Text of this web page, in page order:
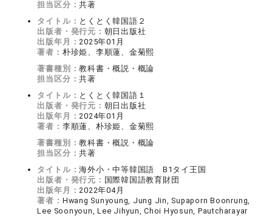
担当区分：共著
タイトル： とくとく韓国語２
出版者・発行元： 朝日出版社
出版年月：2025年01月
著者： 朴珍姫、李順蓮、金菊熙
著書種別：教科書・概説・概論
担当区分：共著
タイトル： とくとく韓国語１
出版者・発行元： 朝日出版社
出版年月：2024年01月
著者： 李順蓮、朴珍姫、金菊熙
著書種別：教科書・概説・概論
担当区分：共著
タイトル：海外小・中等韓国語 B1タイ王国
出版者・発行元： 国際韓国語教育財団
出版年月：2022年04月
著者： Hwang Sunyoung, Jung Jin, Supaporn Boonrung,
Lee Soonyoun, Lee Jihyun, Choi Hyosun, Pautcharayar